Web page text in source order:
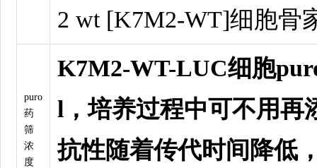
2 wt [K7M2-WT]细胞骨
puro
药
筛
浓
度
K7M2-WT-LUC细胞
l，培养过程中可不用再
抗性随着传代时间降低